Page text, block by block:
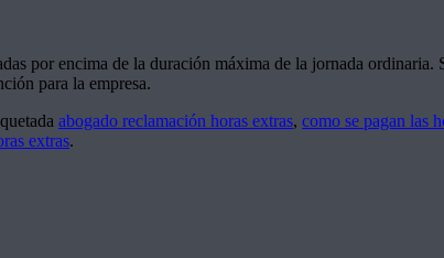
por encima de la duración máxima de la jornada
para la empresa.
abogado reclamación horas extras, como se pagan las
extras.